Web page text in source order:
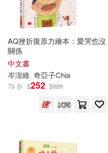
AQ挫折復原力繪本：愛哭也沒
關係
中文書
岑澎維 奇亞子Chia
79 折 $252 $320
試閱